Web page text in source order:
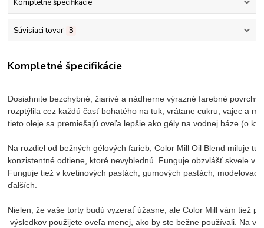
Kompletné špecifikácie
Súvisiaci tovar 3
Kompletné špecifikácie
Dosiahnite bezchybné, žiarivé a nádherne výrazné farebné
rozptýlila cez každú časť bohatého na tuk, vrátane cukru, vajec a
tieto oleje sa premiešajú oveľa lepšie ako gély na vodnej báze (o
Na rozdiel od bežných gélových farieb, Color Mill Oil Blend miluje
konzistentné odtiene, ktoré nevyblednú. Funguje obzvlášť skvele v
Funguje tiež v kvetinových pastách, gumových pastách,
ďalších.
Nielen, že vaše torty budú vyzerať úžasne, ale Color Mill vám tiež
výsledkov použijete oveľa menej, ako by ste bežne používali. Na